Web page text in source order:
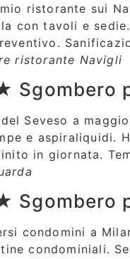
mio ristorante sui
con tavoli e
ristorante Navigli
del Seveso a
e aspiraliquidi.
in giornata.
condomini a
condominiali.